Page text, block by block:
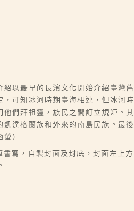
以最早的長濱文化開始介紹臺灣
可知冰河時期臺海相連，但冰河
們拜祖靈，族民之間訂立規矩。
達格蘭族和外來的南島民族。最
）
寫，自製封面及封底，封面左上